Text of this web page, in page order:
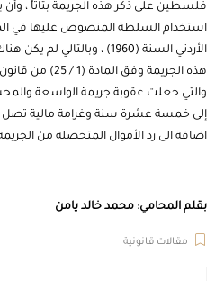
فلسطين على ذكر هذه الجريمة بتاتاً ،
الأردني السنة (1960) ،
والتي جعلت عقوبة جريمة الواسعة
إلى خمسة عشرة سنة وغرامة مالية تصل
اضافة الى رد الأموال المتحصلة من
بقلم المحامي: محمد خالد يامن
مقالات قانونية